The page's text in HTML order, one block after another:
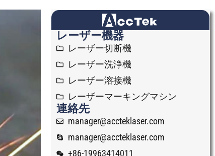
レーザー機器
レーザー切断機
レーザー洗浄機
レーザー溶接機
レーザーマーキングマシン
連絡先
manager@accteklaser.com
manager@accteklaser.com
+86-19963414011